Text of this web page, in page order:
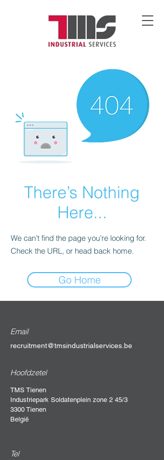
There’s Nothing
Here...
We can’t find the page you’re looking for.
Check the URL, or head back home.
Go Home
Email
recruitment@tmsindustrialservices.be
Hoofdzetel
TMS Tienen
Industriepark Soldatenplein zone 2 45/3
3300 Tienen
België
Tel